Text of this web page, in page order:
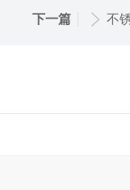
下一篇 不